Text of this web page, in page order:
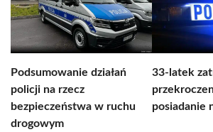
Podsumowanie działań
policji na rzecz
bezpieczeństwa w ruchu
drogowym
33-latek
posiadanie